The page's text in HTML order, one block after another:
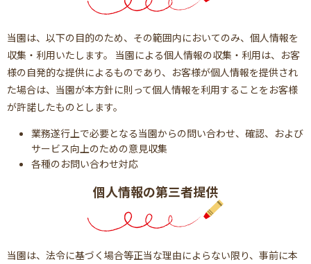
当園は、以下の目的のため、その範囲内においてのみ、個人情報を
収集・利用いたします。 当園による個人情報の収集・利用は、お客
様の自発的な提供によるものであり、お客様が個人情報を提供され
た場合は、当園が本方針に則って個人情報を利用することをお客様
が許諾したものとします。
業務遂行上で必要となる当園からの問い合わせ、確認、および
サービス向上のための意見収集
各種のお問い合わせ対応
個人情報の第三者提供
当園は、法令に基づく場合等正当な理由によらない限り、事前に本